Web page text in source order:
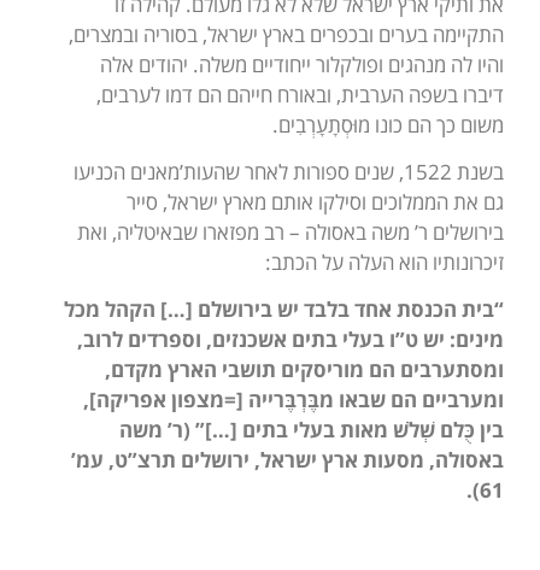
התקיימה בערים ובכפרים בארץ ישראל, בסוריה ובמצרים,
והיו לה מנהגים ופולקלור ייחודיים משלה. יהודים אלה
דיברו בשפה הערבית, ובאורח חייהם הם דמו לערבים,
משום כך הם כונו מוּסְתָעָרְבִים.
בשנת 1522, שנים ספורות לאחר שהעות’מאנים הכניעו
גם את הממלוכים וסילקו אותם מארץ ישראל, סייר
בירושלים ר’ משה באסולה – רב מפזארו שבאיטליה, ואת
זיכרונותיו הוא העלה על הכתב:
“בית הכנסת אחד בלבד יש בירושלם […] הקהל מכל
מינים: יש ט”ו בעלי בתים אשכנזים, וספרדים לרוב,
ומסתערבים הם מוריסקים תושבי הארץ מקדם,
ומערביים הם שבאו מבֶּרְבֶּרייה [=מצפון אפריקה],
בין כֻּלם שְׁלֹשׁ מאות בעלי בתים […]” (ר’ משה
באסולה, מסעות ארץ ישראל, ירושלים תרצ”ט, עמ’
61).